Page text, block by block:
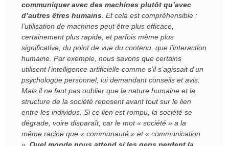
communiquer avec des machines plutôt qu’avec
d’autres êtres humains. Et cela est compréhensible :
l’utilisation de machines peut être plus efficace,
certainement plus rapide, et parfois même plus
significative, du point de vue du contenu, que l’interaction
humaine. Par exemple, nous savons que certains
utilisent l’intelligence artificielle comme s’il s’agissait d’un
psychologue personnel, lui demandant conseils et avis.
Mais il ne faut pas oublier que la nature humaine et la
structure de la société reposent avant tout sur le lien
entre les individus. Si ce lien est rompu, la société se
dégrade, voire disparaît, car le mot « société » a la
même racine que « communauté » et « communication